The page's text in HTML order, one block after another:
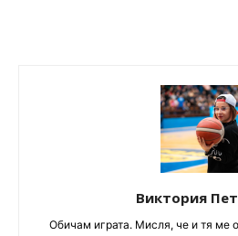
Виктория
Обичам играта. Мисля, че и тя ме